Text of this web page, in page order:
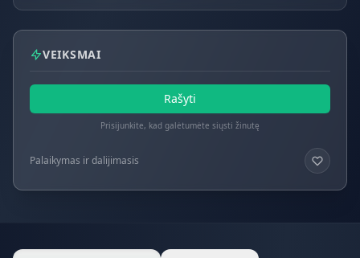
VEIKSMAI
Rašyti
Prisijunkite, kad galėtumėte siųsti žinutę
Palaikymas ir dalijimasis